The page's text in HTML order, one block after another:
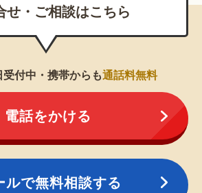
せ・ご相談はこちら
付中・携帯からも通話料無料
電話をかける
ルで無料相談する